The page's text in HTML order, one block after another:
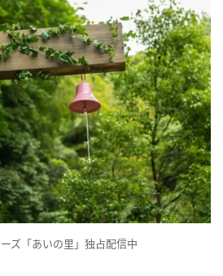
ズ「あいの里」独占配信中